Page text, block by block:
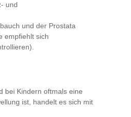
und
und der Prostata
empfiehlt sich
bei Kindern oftmals eine
ist, handelt es sich mit